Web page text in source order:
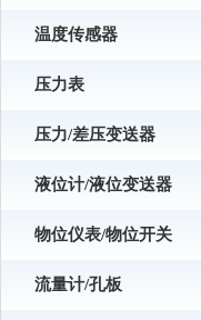
温度传感器
压力表
压力/差压变送器
液位计/液位变送器
物位仪表/物位开关
流量计/孔板